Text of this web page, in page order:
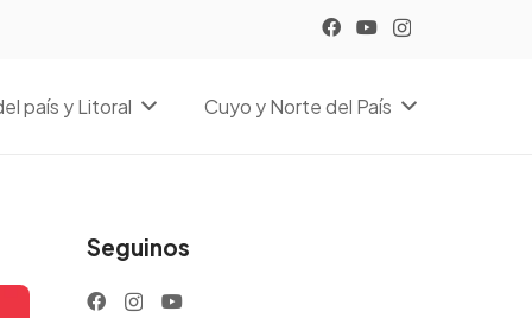
país y Litoral Cuyo y Norte del País
Seguinos